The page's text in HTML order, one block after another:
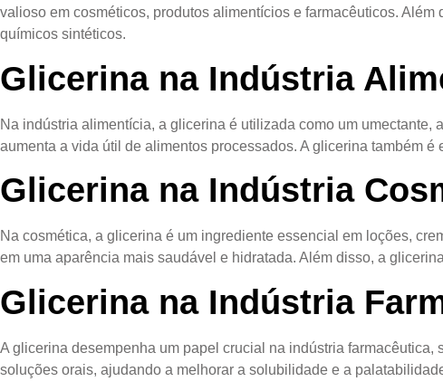
valioso em cosméticos, produtos alimentícios e farmacêuticos.
químicos sintéticos.
Glicerina na Indústria
Na indústria alimentícia, a glicerina é utilizada como um
aumenta a vida útil de alimentos processados. A glicerina também
Glicerina na Indústria
Na cosmética, a glicerina é um ingrediente essencial em loções,
em uma aparência mais saudável e hidratada. Além disso, a
Glicerina na Indústria
A glicerina desempenha um papel crucial na indústria
soluções orais, ajudando a melhorar a solubilidade e a